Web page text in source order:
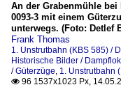
An der Grabenmühle bei
0093-3 mit einem
unterwegs. (Foto: Detlef
Frank Thomas
1. Unstrutbahn (KBS 585) /
Historische Bilder /
/ Güterzüge, 1. Unstrutbahn
 96 1537x1023 Px,